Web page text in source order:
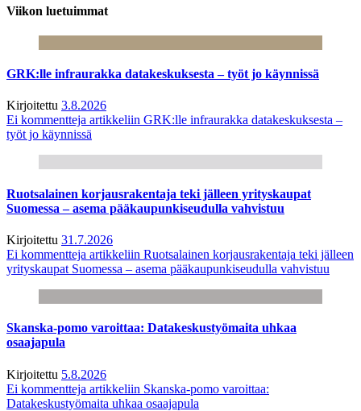
Viikon luetuimmat
GRK:lle infraurakka datakeskuksesta – työt jo käynnissä
Kirjoitettu 3.8.2026
Ei kommentteja artikkeliin GRK:lle infraurakka datakeskuksesta –
työt jo käynnissä
Ruotsalainen korjausrakentaja teki jälleen yrityskaupat
Suomessa – asema pääkaupunkiseudulla vahvistuu
Kirjoitettu 31.7.2026
Ei kommentteja artikkeliin Ruotsalainen korjausrakentaja teki jälleen
yrityskaupat Suomessa – asema pääkaupunkiseudulla vahvistuu
Skanska-pomo varoittaa: Datakeskustyömaita uhkaa
osaajapula
Kirjoitettu 5.8.2026
Ei kommentteja artikkeliin Skanska-pomo varoittaa:
Datakeskustyömaita uhkaa osaajapula